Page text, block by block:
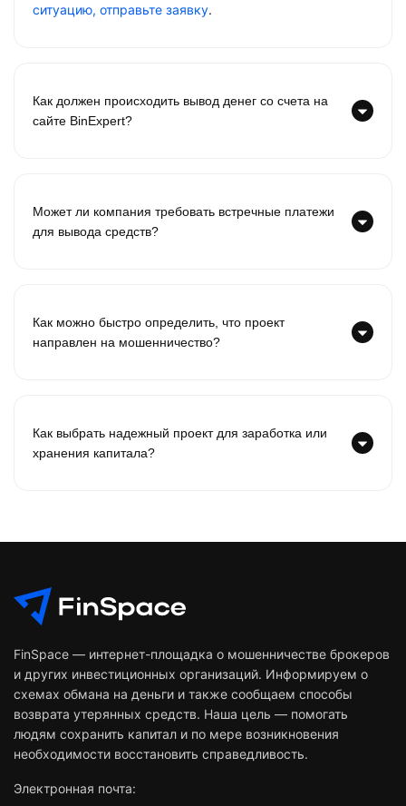
ситуацию, отправьте заявку.
Как должен происходить вывод денег со счета на
сайте BinExpert?
Может ли компания требовать встречные платежи
для вывода средств?
Как можно быстро определить, что проект
направлен на мошенничество?
Как выбрать надежный проект для заработка или
хранения капитала?
FinSpace — интернет-площадка о мошенничестве брокеров
и других инвестиционных организаций. Информируем о
схемах обмана на деньги и также сообщаем способы
возврата утерянных средств. Наша цель — помогать
людям сохранить капитал и по мере возникновения
необходимости восстановить справедливость.
Электронная почта: